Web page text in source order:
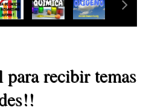
recibir temas